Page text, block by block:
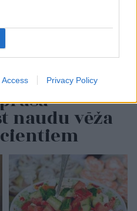
Access Privacy Policy
naudu vēža